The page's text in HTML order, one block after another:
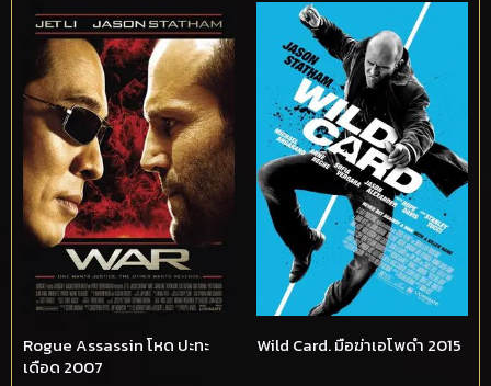
Rogue Assassin โหด ปะทะ
เดือด 2007
Wild Card. มือฆ่าเอโพดำ 2015